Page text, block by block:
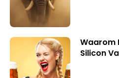
Waarom
Silicon